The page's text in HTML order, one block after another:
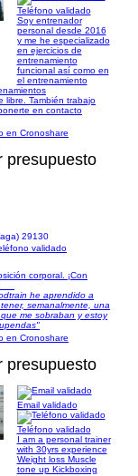
Teléfono validado
Soy entrenador
personal desde 2016
y me he especializado
en ejercicios de
entrenamiento
funcional así como en
el entrenamiento
libre. También trabajo
en contacto
en Cronoshare
presupuesto
29130
validado
corporal. ¡Con
he aprendido a
semanalmente, una
me sobraban y estoy
en Cronoshare
presupuesto
Email validado
Teléfono validado
I am a personal trainer
with 30yrs experience
Weight loss Muscle
tone up Kickboxing